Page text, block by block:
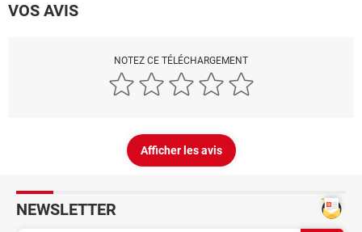
VOS AVIS
NOTEZ CE TÉLÉCHARGEMENT
Afficher les avis
NEWSLETTER